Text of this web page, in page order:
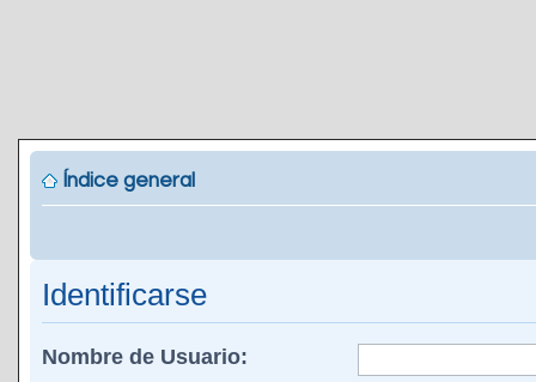
Índice general
Identificarse
Nombre de Usuario: